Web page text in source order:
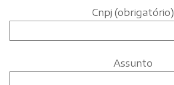
Cnpj (obrigatório)
Assunto